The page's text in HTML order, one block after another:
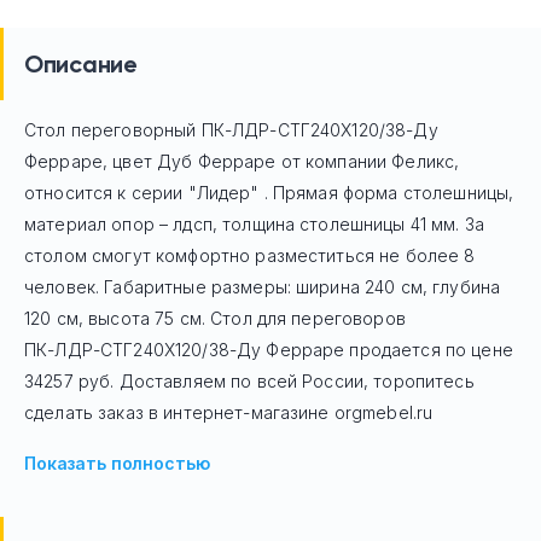
Описание
Стол переговорный ПК-ЛДР-СТГ240Х120/38-Ду
Ферраре, цвет Дуб Ферраре от компании Феликс,
относится к серии "Лидер" . Прямая форма столешницы,
материал опор – лдсп, толщина столешницы 41 мм. За
столом смогут комфортно разместиться не более 8
человек. Габаритные размеры: ширина 240 см, глубина
120 см, высота 75 см. Стол для переговоров
ПК-ЛДР-СТГ240Х120/38-Ду Ферраре продается по цене
34257 руб. Доставляем по всей России, торопитесь
сделать заказ в интернет-магазине orgmebel.ru
Показать полностью